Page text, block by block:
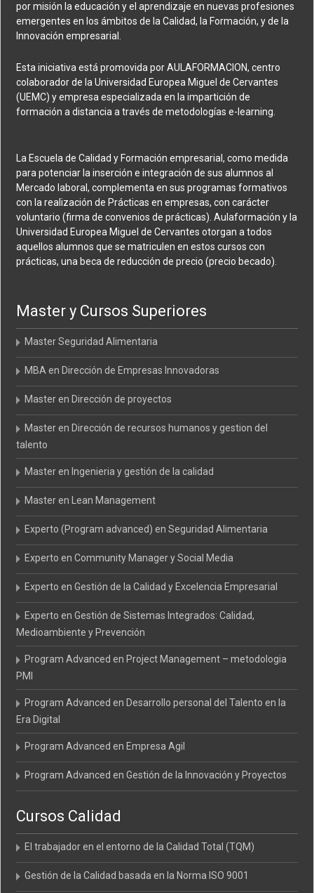
por misión la educación y el aprendizaje en nuevas profesiones
emergentes en los ámbitos de la Calidad, la Formación, y de la
Innovación empresarial.
Esta iniciativa está promovida por AULAFORMACION, centro
colaborador de la Universidad Europea Miguel de Cervantes
(UEMC) y empresa especializada en la impartición de
formación a distancia a través de metodologías e-learning.
La Escuela de Calidad y Formación empresarial, como medida
para potenciar la inserción e integración de sus alumnos al
Mercado laboral, complementa en sus programas formativos
con la realización de Prácticas en empresas, con carácter
voluntario (firma de convenios de prácticas). Aulaformación y la
Universidad Europea Miguel de Cervantes otorgan a todos
aquellos alumnos que se matriculen en estos cursos con
prácticas, una beca de reducción de precio (precio becado).
Master y Cursos Superiores
Master Seguridad Alimentaria
MBA en Dirección de Empresas Innovadoras
Master en Dirección de proyectos
Master en Dirección de recursos humanos y gestion del
talento
Master en Ingenieria y gestión de la calidad
Master en Lean Management
Experto (Program advanced) en Seguridad Alimentaria
Experto en Community Manager y Social Media
Experto en Gestión de la Calidad y Excelencia Empresarial
Experto en Gestión de Sistemas Integrados: Calidad,
Medioambiente y Prevención
Program Advanced en Project Management – metodologia
PMI
Program Advanced en Desarrollo personal del Talento en la
Era Digital
Program Advanced en Empresa Agil
Program Advanced en Gestión de la Innovación y Proyectos
Cursos Calidad
El trabajador en el entorno de la Calidad Total (TQM)
Gestión de la Calidad basada en la Norma ISO 9001